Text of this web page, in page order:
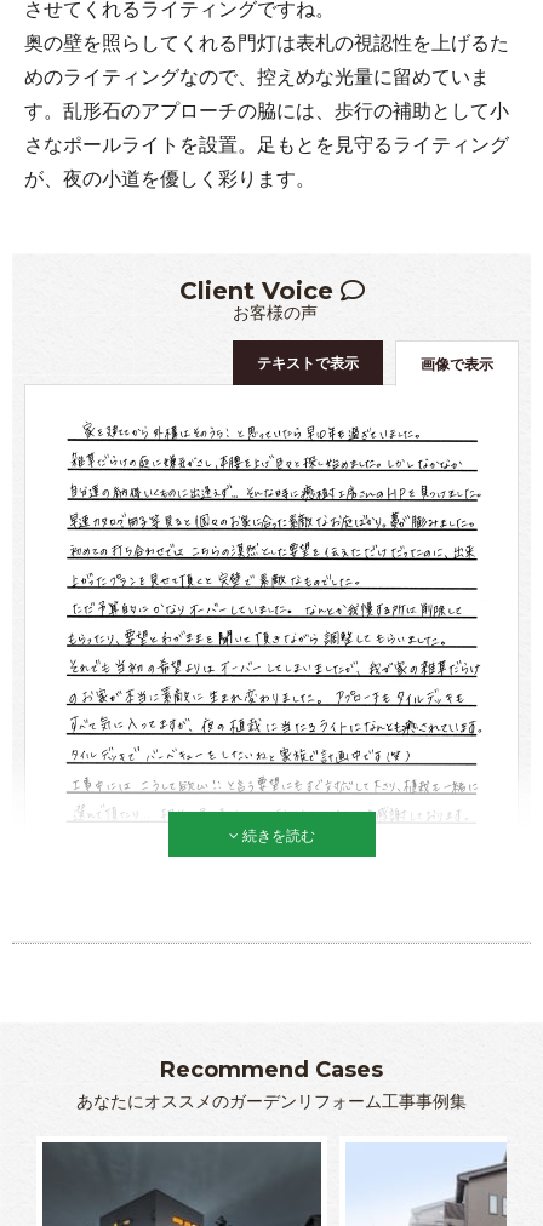
させてくれるライティングですね。
奥の壁を照らしてくれる門灯は表札の視認性を上げるた
めのライティングなので、控えめな光量に留めていま
す。乱形石のアプローチの脇には、歩行の補助として小
さなポールライトを設置。足もとを見守るライティング
が、夜の小道を優しく彩ります。
Client Voice
お客様の声
画像で表示
テキストで表示
続きを読む
Recommend Cases
あなたにオススメのガーデンリフォーム工事事例集